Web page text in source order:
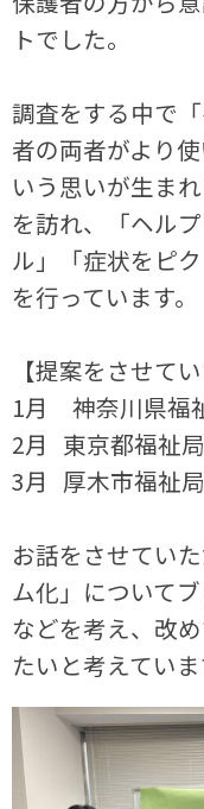
トでした。
調査をする中で
者の両者がより
いう思いが生ま
を訪れ、「ヘル
ル」「症状をピ
を行っています。
【提案をさせて
1月 神奈川県福
2月 東京都福祉局
3月 厚木市福祉局
お話をさせてい
ム化」について
などを考え、改
たいと考えていま